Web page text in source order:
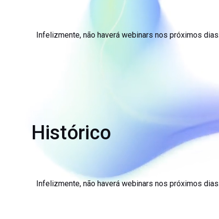
Infelizmente, não haverá webinars nos próximos
Histórico
Infelizmente, não haverá webinars nos próximos